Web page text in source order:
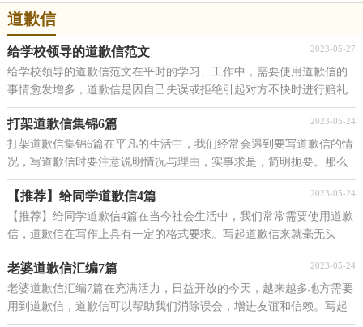
道歉信
给学校领导的道歉信范文 2023-05-27
给学校领导的道歉信范文在平时的学习、工作中，需要使用道歉信的
事情愈发增多，道歉信是因自己失误或拒绝引起对方不快时进行赔礼
道歉的信函。那么，怎么去写道歉信呢？下面是小编为...
打架道歉信集锦6篇 2023-05-24
打架道歉信集锦6篇在平凡的生活中，我们经常会遇到要写道歉信的情
况，写道歉信时要注意说明情况与理由，实事求是，简明扼要。那么
问题来了，到底应如何写一份恰当的道歉信呢？下面是小...
【推荐】给同学道歉信4篇 2023-05-24
【推荐】给同学道歉信4篇在当今社会生活中，我们常常需要使用道歉
信，道歉信在写作上具有一定的格式要求。写起道歉信来就毫无头
绪？以下是小编整理的给同学道歉信4篇，欢迎大家分享...
老婆道歉信汇编7篇 2023-05-24
老婆道歉信汇编7篇在充满活力，日益开放的今天，越来越多地方需要
用到道歉信，道歉信可以帮助我们消除误会，增进友谊和信赖。写起
道歉信来就毫无头绪？下面是小编整理的老婆道歉信7篇...